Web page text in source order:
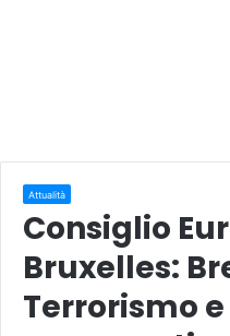
Attualità
Consiglio
Bruxelles:
Terrorismo